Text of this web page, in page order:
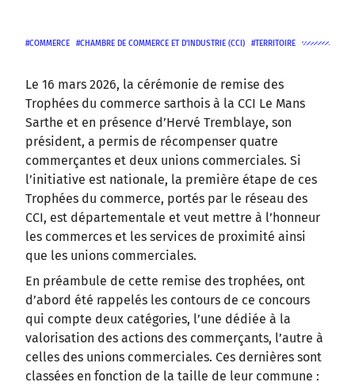
COMMERCE CHAMBRE DE COMMERCE ET D'INDUSTRIE (CCI) TERRITOIRE
Le 16 mars 2026, la cérémonie de remise des
Trophées du commerce sarthois à la CCI Le Mans
Sarthe et en présence d’Hervé Tremblaye, son
président, a permis de récompenser quatre
commerçantes et deux unions commerciales. Si
l’initiative est nationale, la première étape de ces
Trophées du commerce, portés par le réseau des
CCI, est départementale et veut mettre à l’honneur
les commerces et les services de proximité ainsi
que les unions commerciales.
En préambule de cette remise des trophées, ont
d’abord été rappelés les contours de ce concours
qui compte deux catégories, l’une dédiée à la
valorisation des actions des commerçants, l’autre à
celles des unions commerciales. Ces dernières sont
classées en fonction de la taille de leur commune :